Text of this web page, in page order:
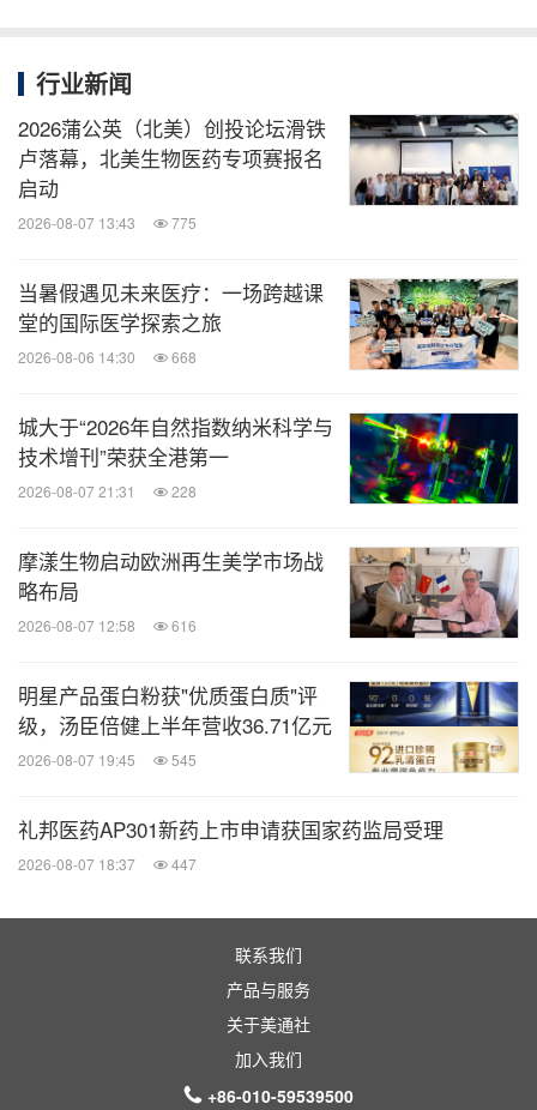
行业新闻
2026蒲公英（北美）创投论坛滑铁
卢落幕，北美生物医药专项赛报名
启动
2026-08-07 13:43 775
当暑假遇见未来医疗：一场跨越课
堂的国际医学探索之旅
2026-08-06 14:30 668
城大于“2026年自然指数纳米科学与
技术增刊”荣获全港第一
2026-08-07 21:31 228
摩漾生物启动欧洲再生美学市场战
略布局
2026-08-07 12:58 616
明星产品蛋白粉获"优质蛋白质"评
级，汤臣倍健上半年营收36.71亿元
2026-08-07 19:45 545
礼邦医药AP301新药上市申请获国家药监局受理
2026-08-07 18:37 447
联系我们
产品与服务
关于美通社
加入我们
+86-010-59539500